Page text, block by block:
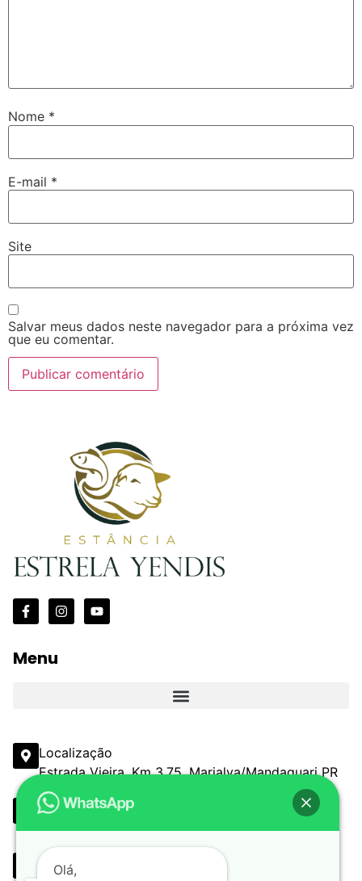
Nome *
E-mail *
Site
Salvar meus dados neste navegador para a próxima vez
que eu comentar.
Menu
Localização
Estrada Vieira, Km 3,75, Marialva/Mandaguari PR
Email
comercial@estanciaestrelayendis.com.br
Telefone
Olá,